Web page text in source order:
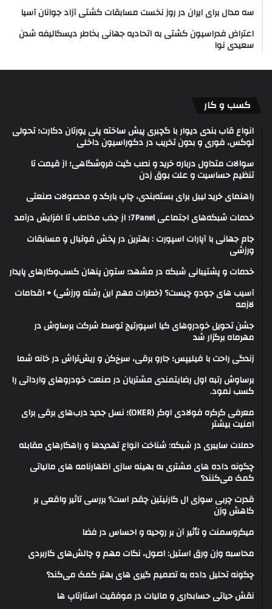
سه مدال برای ایران در روز نخست مسابقات کشتی آزاد جوانان آسیا
اعتراض فدراسیون کشتی به اتحادیه جهانی بخاطر دیسکالیفه شدن
سعیدی نوا
کسب و کار
انواع قاب بندی دیوار با گچبری پیش ساخته پلی یورتان دکارت؛ تحولی
لوکس، فوری و بدون تخریب در دکوراسیون داخلی
سوالات متداول درباره خرید و نصب گیت فروشگاهی؛ از قیمت تا
تنظیم حساسیت و علت بوق زدن
راهنمای خرید لیبل برای بسته‌بندی، چاپ بارکد و محصولات صنعتی
خدمات شبکه‌های اجتماعی 7Panel؛ از جذب مخاطب تا افزایش درآمد
جام جهانی با آپارات اسپورت : بهترین در پخش فوتبال و مسابقات
ورزشی
خدمات و پشتیبانی شبکه در مشهد؛ ستون پنهان کسب‌وکارهای پایدار
آسیب های جودو چیست؟ (خطرات مهم این رشته ورزشی) + اقدامات
لازمه
جشن تحویل خودروهای کیا اسپورتیج توسط شرکت برساوش در
مهرماه برگزار شد
زندگی راحت با فیلیپس؛ جارو برقی، سرخ‌کن و ریش‌تراش در خانه شما
برساوش رتبه اول رضایتمندی مشتریان در صنعت خودروهای وارداتی را
کسب نمود.
معرفی کرکره فولادی اوکر (OKER)؛ نسل جدید درب‌های برقی برای
امنیت بیشتر
حملات سایبری در شبکه: شناخت انواع تهدیدها و راهکارهای مقابله
چگونه داده های مشتری به بهینه سازی اظهارنامه های مالیاتی
کمک می‌کنند؟
قدرت چربی سوزی ال کارنیتین چقدر است؟ بررسی تاثیر واقعی بر
کاهش وزن
میکروسمنت و تأثیر آن بر روحیه و احساس در فضا
محاسبه وزن ورق استیل: اصول، نکات مهم و چالش‌های کاربردی
چگونه تحلیل داده به تصمیم گیری های بهتر کمک می‌کند؟
نقش حیاتی حسابداری و مالیات در موفقیت استارتاپ ها